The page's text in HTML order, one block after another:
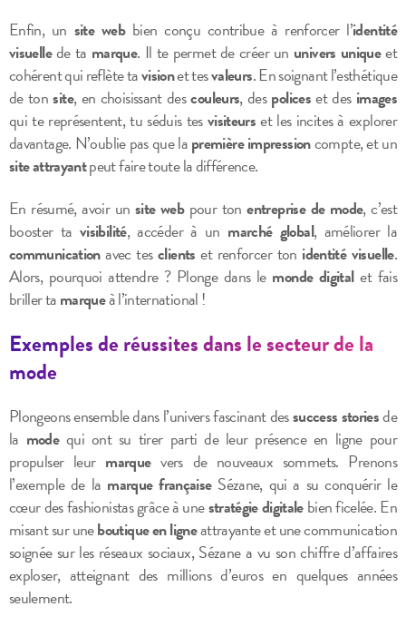
Enfin, un site webbien conçu contribue à renforcer l’identité
visuellede ta marque. Il te permet de créer un univers uniqueet
cohérent qui reflète tavisionet tesvaleurs. En soignant l’esthétique
de tonsite, en choisissant descouleurs, despoliceset des images
qui te représentent, tu séduis tesvisiteurset les incites à explorer
davantage. N’oublie pas que lapremière impressioncompte, et un
site attrayantpeut faire toute la différence.
En résumé, avoir unsite webpour tonentreprise de mode, c’est
booster tavisibilité, accéder à un marché global, améliorer la
communicationavec tesclients et renforcer ton identité visuelle.
Alors, pourquoi attendre ? Plonge dans le monde digitalet fais
briller tamarqueà l’international !
Exemples de réussites dans le secteur de la
mode
Plongeons ensemble dans l’univers fascinant dessuccess storiesde
la modequi ont su tirer parti de leur présence en ligne pour
propulser leur marquevers de nouveaux sommets. Prenons
l’exemple de la marque françaiseSézane, qui a su conquérir le
cœur des fashionistas grâce à unestratégie digitalebien ficelée. En
misant sur uneboutique en ligneattrayante et une communication
soignée sur les réseaux sociaux, Sézane a vu son chiffre d’affaires
exploser, atteignant des millions d’euros en quelques années
seulement.